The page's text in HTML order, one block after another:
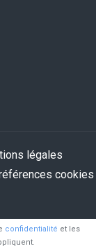
légales
cookies
confidentialité et les